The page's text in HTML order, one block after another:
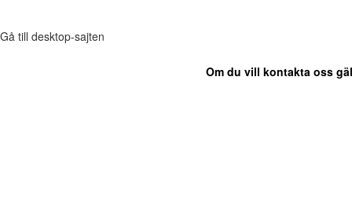
Gå till desktop-sajten
Om du vill kontakta oss